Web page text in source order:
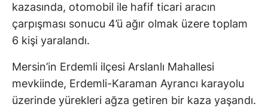
kazasında, otomobil ile hafif ticari aracın
çarpışması sonucu 4’ü ağır olmak üzere toplam
6 kişi yaralandı.
Mersin’in Erdemli ilçesi Arslanlı Mahallesi
mevkiinde, Erdemli-Karaman Ayrancı karayolu
üzerinde yürekleri ağza getiren bir kaza yaşandı.